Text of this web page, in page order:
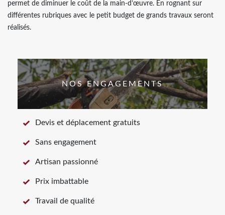
permet de diminuer le coût de la main-d’œuvre. En rognant sur
différentes rubriques avec le petit budget de grands travaux seront
réalisés.
NOS ENGAGEMENTS
Devis et déplacement gratuits
Sans engagement
Artisan passionné
Prix imbattable
Travail de qualité